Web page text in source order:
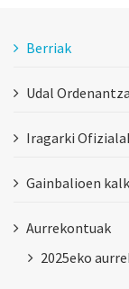
Berriak
Udal
Iragarki
Gainbalioen
Aurrekontuak
2025eko